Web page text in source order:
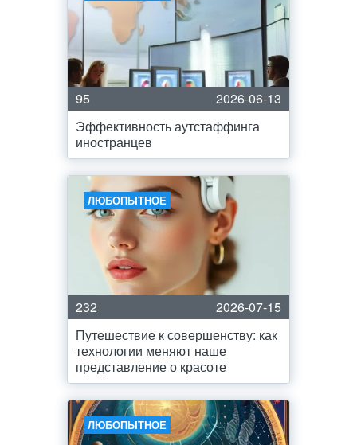
95
2026-06-13
Эффективность аутстаффинга
иностранцев
ЛЮБОПЫТНОЕ
232
2026-07-15
Путешествие к совершенству: как
технологии меняют наше
представление о красоте
ЛЮБОПЫТНОЕ